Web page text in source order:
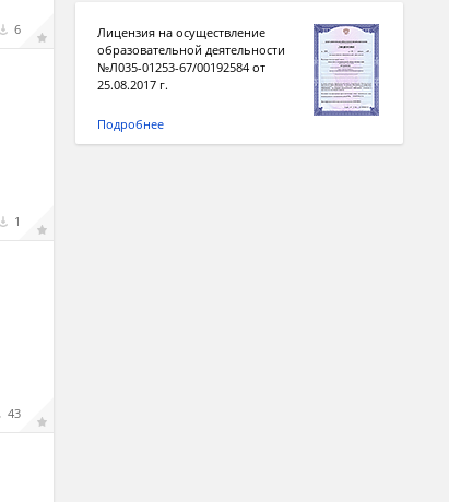
6
1
43
Лицензия на осуществление
образовательной деятельности
№Л035-01253-67/00192584 от
25.08.2017 г.
Подробнее